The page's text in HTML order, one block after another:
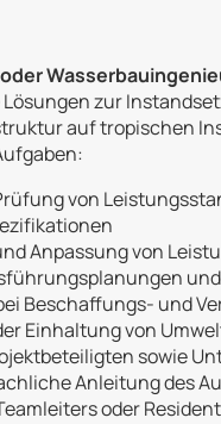
zur
auf tropischen
von
Anpassung von
Beschaffungs- und
Einhaltung von
sowie
Anleitung des
oder